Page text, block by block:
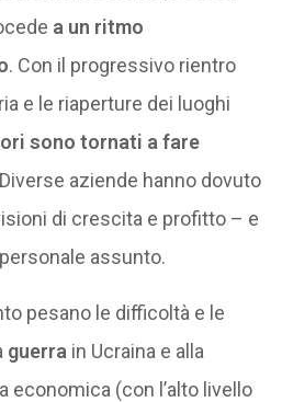
a un ritmo
. Con il progressivo rientro
e le riaperture dei luoghi
sono tornati a fare
aziende hanno dovuto
di crescita e profitto – e
assunto.
pesano le difficoltà e le
guerra in Ucraina e alla
economica (con l’alto livello